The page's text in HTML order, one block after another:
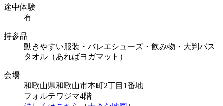
途中体験
有
持参品
動きやすい服装・バレエシューズ・飲み物・大判バス
タオル（あればヨガマット）
会場
和歌山県和歌山市本町2丁目1番地
フォルテワジマ4階